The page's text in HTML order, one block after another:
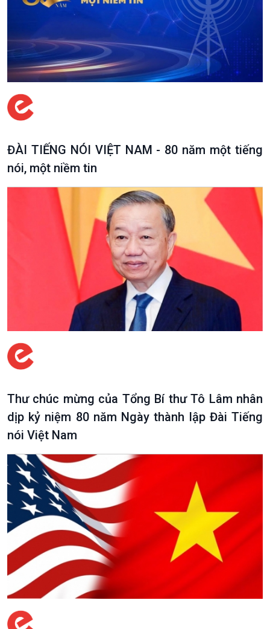
VOV1 đặc biệt
Thanh âm ký sự
Chân dung cuộc sống
Các chương trình đặc biệt
ĐÀI TIẾNG NÓI VIỆT NAM - 80 năm một tiếng
nói, một niềm tin
Thư chúc mừng của Tổng Bí thư Tô Lâm nhân
dịp kỷ niệm 80 năm Ngày thành lập Đài Tiếng
nói Việt Nam